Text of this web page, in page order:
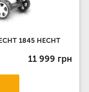
1845 HECHT
11 999 грн